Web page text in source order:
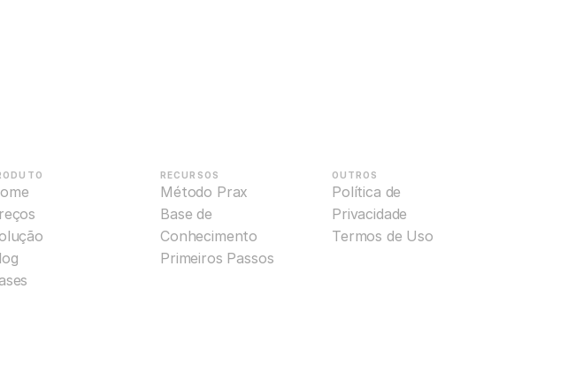
RECURSOS
Método Prax
Base de
Conhecimento
Primeiros Passos
OUTROS
Política de
Privacidade
Termos de Uso